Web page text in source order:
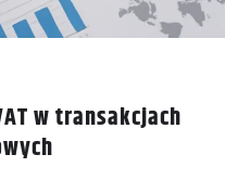
w transakcjach